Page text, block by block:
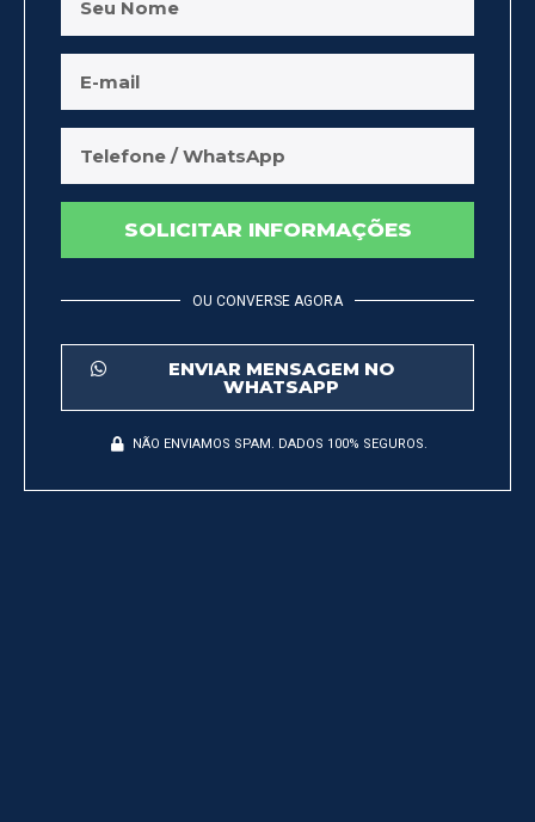
SOLICITAR INFORMAÇÕES
OU CONVERSE AGORA
ENVIAR MENSAGEM NO
WHATSAPP
NÃO ENVIAMOS SPAM. DADOS 100% SEGUROS.